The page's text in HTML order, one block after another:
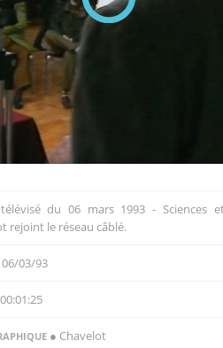
du 06 mars 1993 - Sciences
rejoint le réseau câblé.
06/03/93
● Chavelot